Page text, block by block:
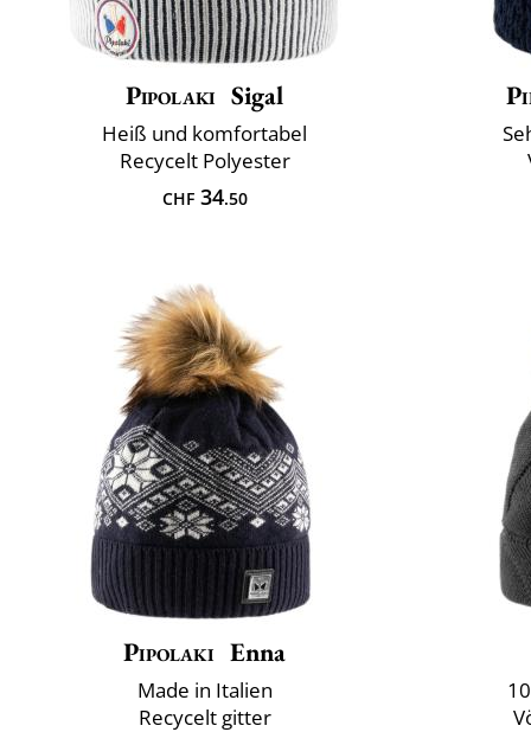
Pipolaki Sigal
Heiß und komfortabel
Recycelt Polyester
CHF34.50
Pipolaki Enna
Made in Italien
Recycelt gitter